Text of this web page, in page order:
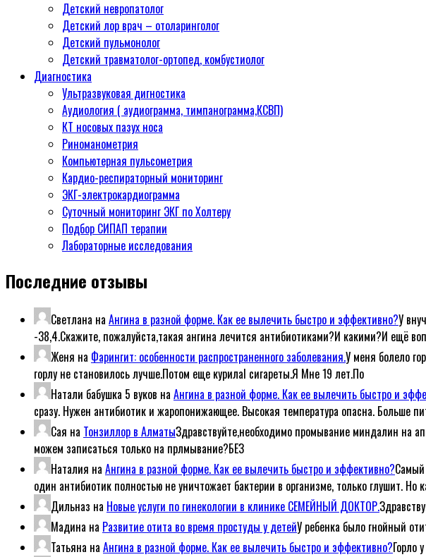
Детский невропатолог
Детский лор врач – отоларинголог
Детский пульмонолог
Детский травматолог-ортопед, комбустиолог
Диагностика
Ультразвуковая дигностика
Аудиология ( аудиограмма, тимпанограмма,КСВП)
КТ носовых пазух носа
Риноманометрия
Компьютерная пульсометрия
Кардио-респираторный мониторинг
ЭКГ-электрокардиограмма
Суточный мониторинг ЭКГ по Холтеру
Подбор СИПАП терапии
Лабораторные исследования
Последние отзывы
Светлана на Ангина в разной форме. Как ее вылечить быстро и эффективно?У
-38,4.Скажите, пожалуйста,такая ангина лечится антибиотиками?И какими?И ещё
Женя на Фарингит: особенности распространенного заболевания.У меня болело
горлу не становилось лучше.Потом еще курилаl сигареты.Я Мне 19 лет.По
Натали бабушка 5 вуков на Ангина в разной форме. Как ее вылечить быстро и
сразу. Нужен антибиотик и жаропонижающее. Высокая температура опасна. Больше
Сая на Тонзиллор в АлматыЗдравствуйте,необходимо промывание миндалин на
можем записаться только на прлмывание?БЕЗ
Наталия на Ангина в разной форме. Как ее вылечить быстро и эффективно?Самый
один антибиотик полностью не уничтожает бактерии в организме, только глушит. Но
Дильназ на Новые услуги по гинекологии в клинике СЕМЕЙНЫЙ ДОКТОР.
Мадина на Развитие отита во время простуды у детейУ ребенка было гнойный
Татьяна на Ангина в разной форме. Как ее вылечить быстро и эффективно?Горло